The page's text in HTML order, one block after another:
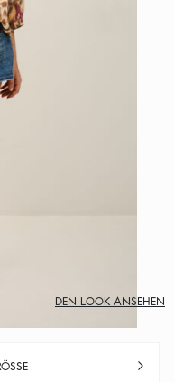
DEN LOOK ANSEHEN